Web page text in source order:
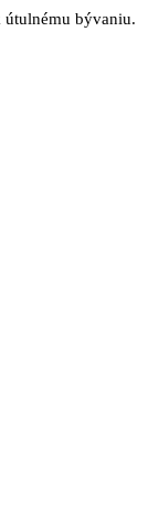
útulnému bývaniu.